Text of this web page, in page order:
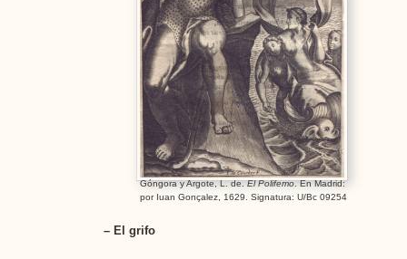
Góngora y Argote, L. de.El Polifemo. En Madrid:
por Iuan Gonçalez, 1629. Signatura: U/Bc 09254
– El grifo